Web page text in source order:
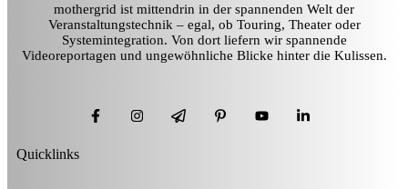
mothergrid ist mittendrin in der spannenden Welt der
Veranstaltungstechnik – egal, ob Touring, Theater oder
Systemintegration. Von dort liefern wir spannende
Videoreportagen und ungewöhnliche Blicke hinter die Kulissen.
Quicklinks